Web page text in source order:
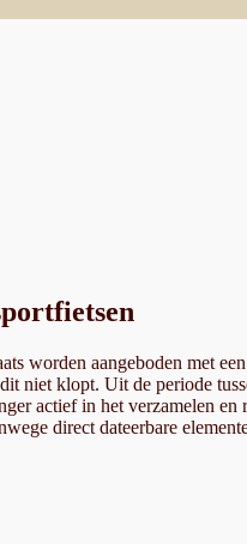
worden aangeboden met
niet klopt. Uit de periode
actief in het verzamelen
direct dateerbare